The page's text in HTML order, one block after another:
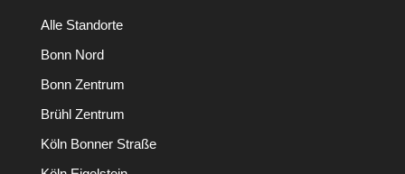
Alle Standorte
Bonn Nord
Bonn Zentrum
Brühl Zentrum
Köln Bonner Straße